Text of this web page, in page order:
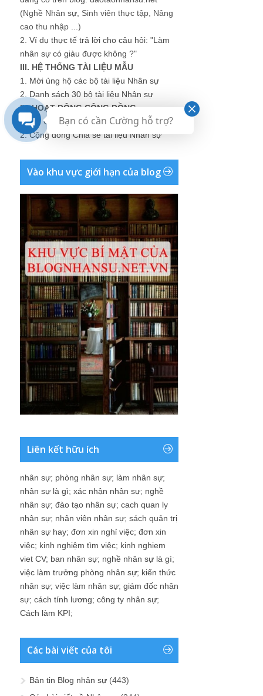
(Nghề Nhân sự, Sinh viên thực tập, Nâng
cao thu nhập ...)
2. Ví dụ thực tế trả lời cho câu hỏi: "Làm
nhân sự có giàu được không ?"
III. HỆ THỐNG TÀI LIỆU MẪU
1. Mời ủng hộ các bộ tài liệu Nhân sự
2. Danh sách 30 bộ tài liệu Nhân sự
IV. HOẠT ĐỘNG CỘNG ĐỒNG
1.HR Groups - Các nhóm Nhân sự
2.Cộng đồng Chia sẻ tài liệu Nhân sự
Vào khu vực giới hạn của blog
Liên kết hữu ích
nhân sự; phòng nhân sự; làm nhân sự;
nhân sự là gì; xác nhận nhân sự; nghề
nhân sự; đào tạo nhân sự; cach quan ly
nhân sự; nhân viên nhân sự; sách quản trị
nhân sự hay; đơn xin nghỉ việc; đơn xin
việc; kinh nghiệm tìm việc; kinh nghiem
viet CV; ban nhân sự; nghề nhân sự là gì;
việc làm trưởng phòng nhân sự; kiến thức
nhân sự; việc làm nhân sự; giám đốc nhân
sự; cách tính lương; công ty nhân sự;
Cách làm KPI;
Các bài viết của tôi
Bản tin Blog nhân sự (443)
Bạn có cần Cường hỗ trợ?